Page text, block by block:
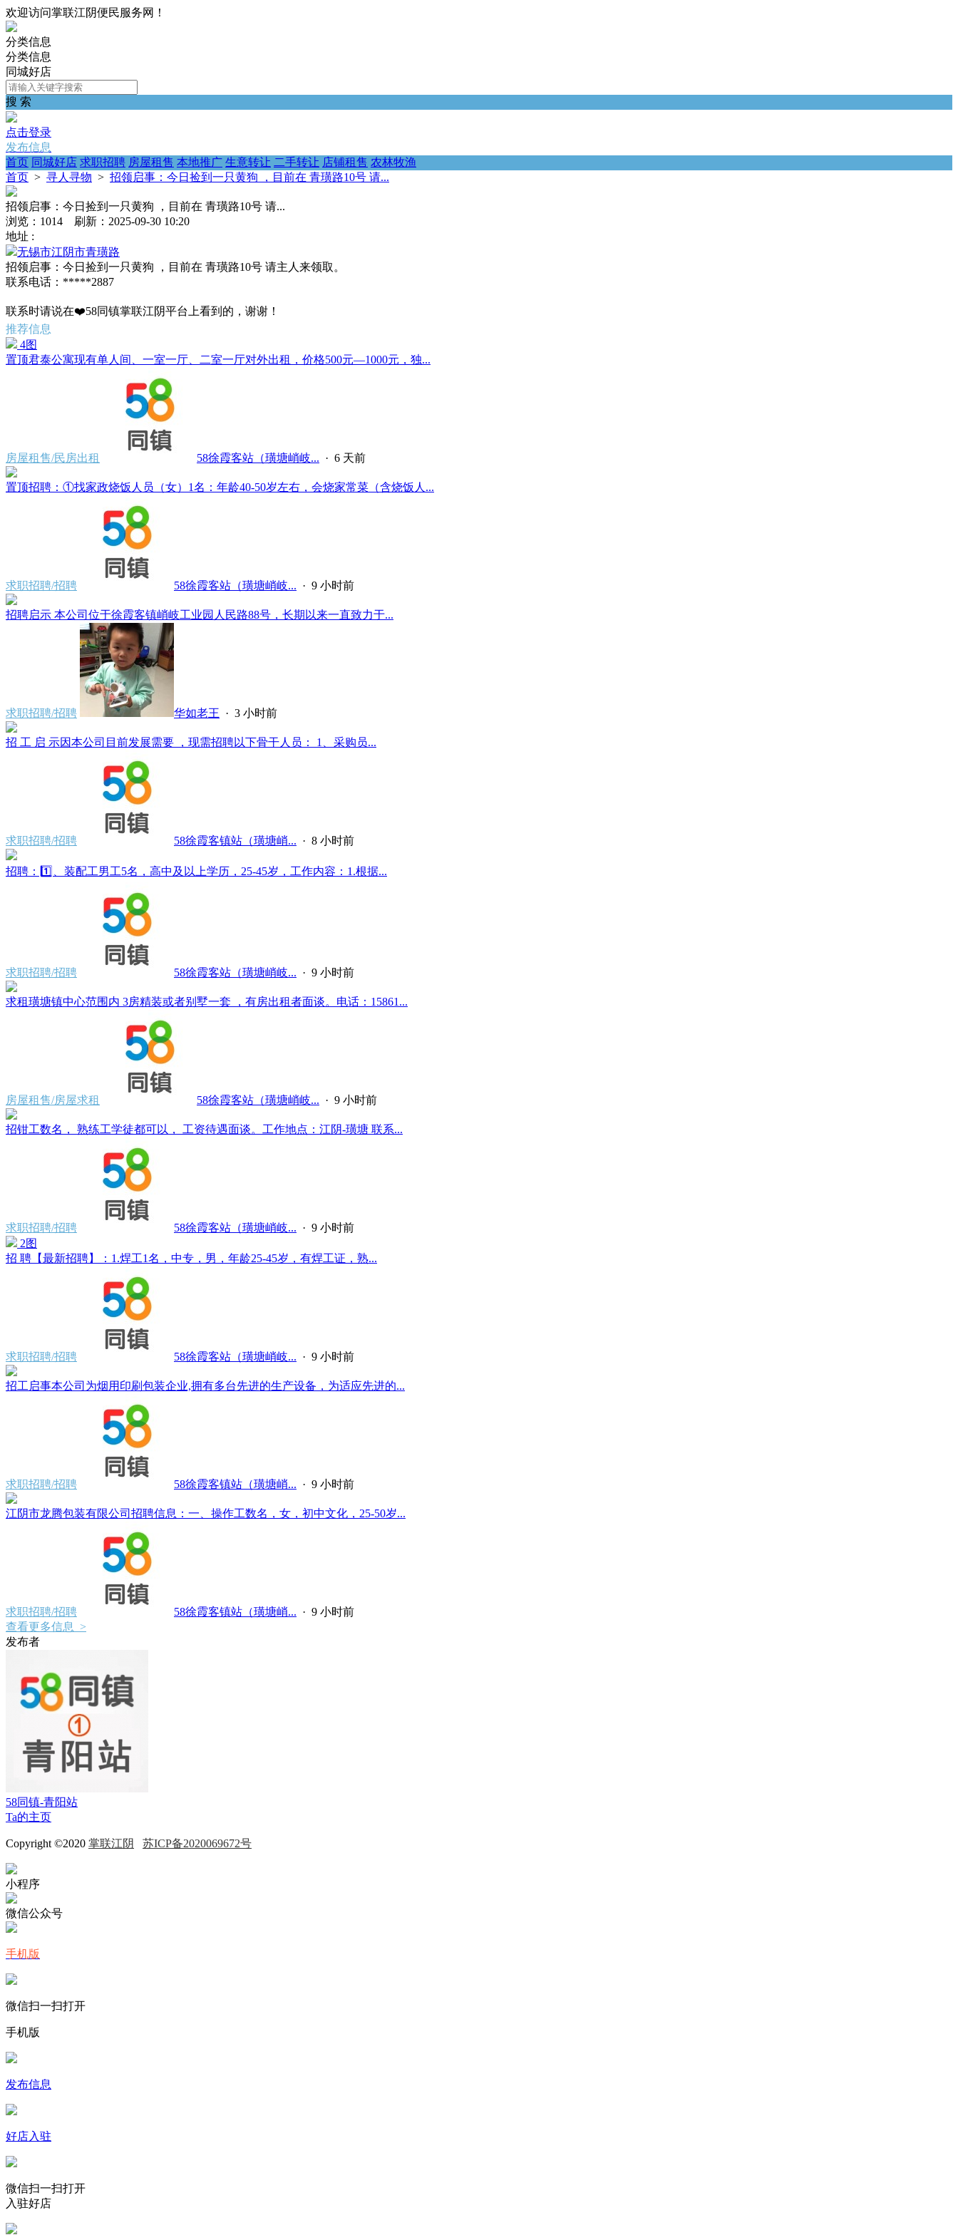
欢迎访问掌联江阴便民服务网！
分类信息
分类信息
同城好店
搜 索
点击登录
发布信息
首页 同城好店 求职招聘 房屋租售 本地推广 生意转让 二手转让 店铺租售 农林牧渔
首页 > 寻人寻物 > 招领启事：今日捡到一只黄狗 ，目前在 青璜路10号 请...
招领启事：今日捡到一只黄狗 ，目前在 青璜路10号 请...
浏览：1014 刷新：2025-09-30 10:20
地址 :
无锡市江阴市青璜路
招领启事：今日捡到一只黄狗 ，目前在 青璜路10号 请主人来领取。
联系电话：*****2887
联系时请说在❤️58同镇掌联江阴平台上看到的，谢谢！
推荐信息
4图
置顶君泰公寓现有单人间、一室一厅、二室一厅对外出租，价格500元—1000元，独...
房屋租售/民房出租 58徐霞客站（璜塘峭岐... · 6 天前
置顶招聘：①找家政烧饭人员（女）1名：年龄40-50岁左右，会烧家常菜（含烧饭人...
求职招聘/招聘 58徐霞客站（璜塘峭岐... · 9 小时前
招聘启示 本公司位于徐霞客镇峭岐工业园人民路88号，长期以来一直致力于...
求职招聘/招聘 华如老王 · 3 小时前
招 工 启 示因本公司目前发展需要 ，现需招聘以下骨干人员： 1、采购员...
求职招聘/招聘 58徐霞客镇站（璜塘峭... · 8 小时前
招聘：1️⃣、装配工男工5名，高中及以上学历，25-45岁，工作内容：1.根据...
求职招聘/招聘 58徐霞客站（璜塘峭岐... · 9 小时前
求租璜塘镇中心范围内 3房精装或者别墅一套 ，有房出租者面谈。电话：15861...
房屋租售/房屋求租 58徐霞客站（璜塘峭岐... · 9 小时前
招钳工数名， 熟练工学徒都可以， 工资待遇面谈。工作地点：江阴-璜塘 联系...
求职招聘/招聘 58徐霞客站（璜塘峭岐... · 9 小时前
2图
招 聘【最新招聘】：1.焊工1名，中专，男，年龄25-45岁，有焊工证，熟...
求职招聘/招聘 58徐霞客站（璜塘峭岐... · 9 小时前
招工启事本公司为烟用印刷包装企业,拥有多台先进的生产设备，为适应先进的...
求职招聘/招聘 58徐霞客镇站（璜塘峭... · 9 小时前
江阴市龙腾包装有限公司招聘信息：一、操作工数名，女，初中文化，25-50岁...
求职招聘/招聘 58徐霞客镇站（璜塘峭... · 9 小时前
查看更多信息 >
发布者
58同镇-青阳站
Ta的主页
Copyright ©2020 掌联江阴 苏ICP备2020069672号
小程序
微信公众号
手机版
微信扫一扫打开
手机版
发布信息
好店入驻
微信扫一扫打开
入驻好店